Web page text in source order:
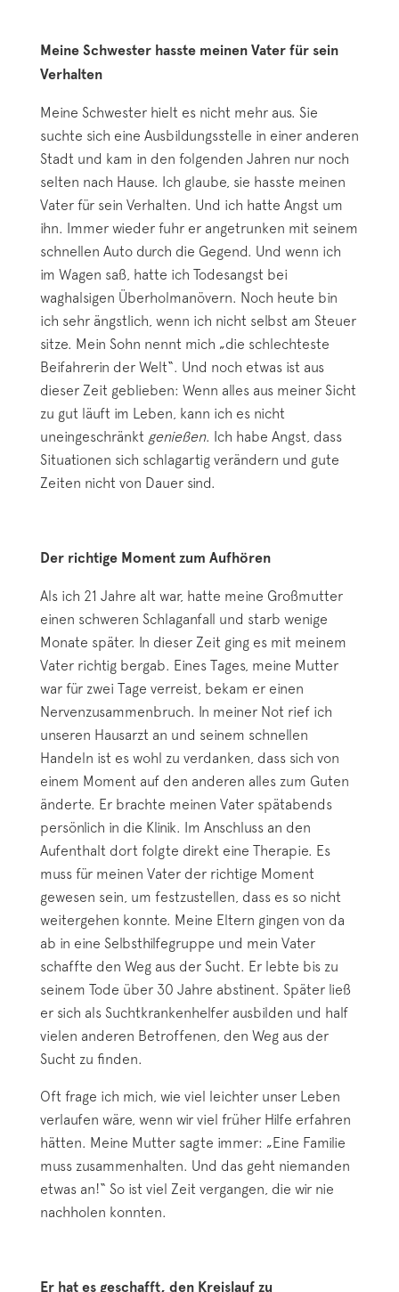
Meine Schwester hasste meinen Vater für sein
Verhalten
Meine Schwester hielt es nicht mehr aus. Sie
suchte sich eine Ausbildungsstelle in einer anderen
Stadt und kam in den folgenden Jahren nur noch
selten nach Hause. Ich glaube, sie hasste meinen
Vater für sein Verhalten. Und ich hatte Angst um
ihn. Immer wieder fuhr er angetrunken mit seinem
schnellen Auto durch die Gegend. Und wenn ich
im Wagen saß, hatte ich Todesangst bei
waghalsigen Überholmanövern. Noch heute bin
ich sehr ängstlich, wenn ich nicht selbst am Steuer
sitze. Mein Sohn nennt mich „die schlechteste
Beifahrerin der Welt“. Und noch etwas ist aus
dieser Zeit geblieben: Wenn alles aus meiner Sicht
zu gut läuft im Leben, kann ich es nicht
uneingeschränkt genießen. Ich habe Angst, dass
Situationen sich schlagartig verändern und gute
Zeiten nicht von Dauer sind.
Der richtige Moment zum Aufhören
Als ich 21 Jahre alt war, hatte meine Großmutter
einen schweren Schlaganfall und starb wenige
Monate später. In dieser Zeit ging es mit meinem
Vater richtig bergab. Eines Tages, meine Mutter
war für zwei Tage verreist, bekam er einen
Nervenzusammenbruch. In meiner Not rief ich
unseren Hausarzt an und seinem schnellen
Handeln ist es wohl zu verdanken, dass sich von
einem Moment auf den anderen alles zum Guten
änderte. Er brachte meinen Vater spätabends
persönlich in die Klinik. Im Anschluss an den
Aufenthalt dort folgte direkt eine Therapie. Es
muss für meinen Vater der richtige Moment
gewesen sein, um festzustellen, dass es so nicht
weitergehen konnte. Meine Eltern gingen von da
ab in eine Selbsthilfegruppe und mein Vater
schaffte den Weg aus der Sucht. Er lebte bis zu
seinem Tode über 30 Jahre abstinent. Später ließ
er sich als Suchtkrankenhelfer ausbilden und half
vielen anderen Betroffenen, den Weg aus der
Sucht zu finden.
Oft frage ich mich, wie viel leichter unser Leben
verlaufen wäre, wenn wir viel früher Hilfe erfahren
hätten. Meine Mutter sagte immer: „Eine Familie
muss zusammenhalten. Und das geht niemanden
etwas an!“ So ist viel Zeit vergangen, die wir nie
nachholen konnten.
Er hat es geschafft, den Kreislauf zu